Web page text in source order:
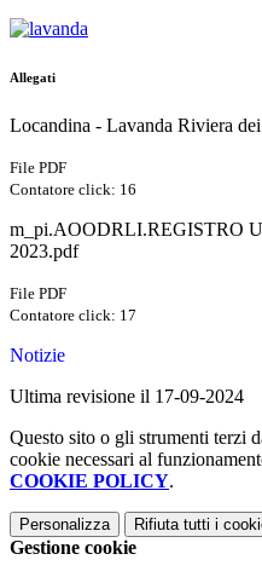
Allegati
Locandina - Lavanda Riviera
File PDF
Contatore click: 16
m_pi.AOODRLI.REGISTRO
2023.pdf
File PDF
Contatore click: 17
Notizie
Ultima revisione il 17-09-2024
Questo sito o gli strumenti terzi
cookie necessari al
COOKIE POLICY.
Personalizza Rifiuta tutti i
Gestione cookie